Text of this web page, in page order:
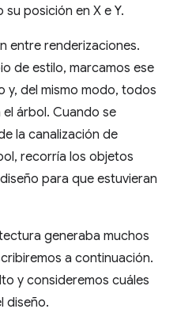
posición en X e Y.
entre renderizaciones.
de estilo, marcamos ese
y, del mismo modo, todos
árbol. Cuando se
la canalización de
recorría los objetos
para que estuvieran
generaba muchos
a continuación.
y consideremos cuáles
diseño.